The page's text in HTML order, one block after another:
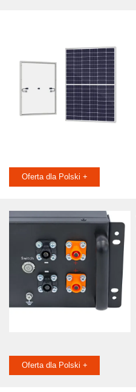
Oferta dla Polski +
Oferta dla Polski +